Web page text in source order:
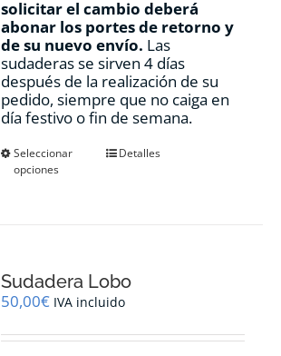
solicitar el cambio deberá
abonar los portes de retorno y
de su nuevo envío. Las
sudaderas se sirven 4 días
después de la realización de su
pedido, siempre que no caiga en
día festivo o fin de semana.
Seleccionar
opciones
Este
se
pueden
en
Detalles
Sudadera Lobo
50,00€ IVA incluido